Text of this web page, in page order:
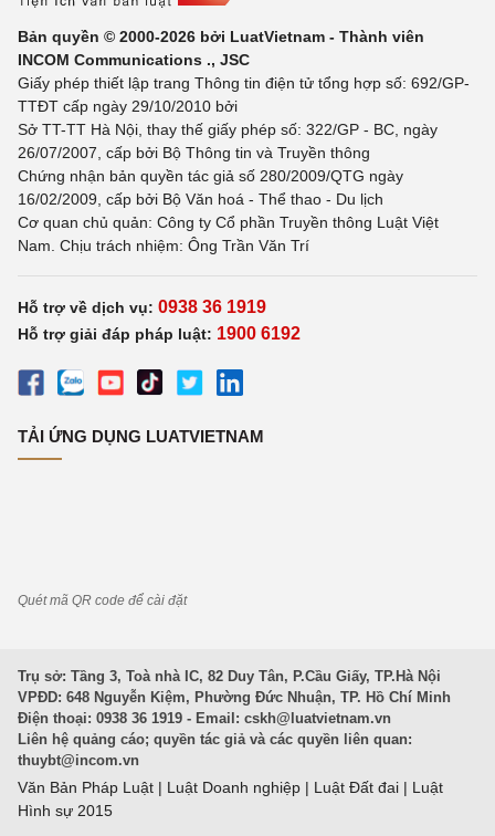
Bản quyền © 2000-2026 bởi LuatVietnam - Thành viên
INCOM Communications ., JSC
Giấy phép thiết lập trang Thông tin điện tử tổng hợp số: 692/GP-
TTĐT cấp ngày 29/10/2010 bởi
Sở TT-TT Hà Nội, thay thế giấy phép số: 322/GP - BC, ngày
26/07/2007, cấp bởi Bộ Thông tin và Truyền thông
Chứng nhận bản quyền tác giả số 280/2009/QTG ngày
16/02/2009, cấp bởi Bộ Văn hoá - Thể thao - Du lịch
Cơ quan chủ quản: Công ty Cổ phần Truyền thông Luật Việt
Nam. Chịu trách nhiệm: Ông Trần Văn Trí
Hỗ trợ về dịch vụ: 0938 36 1919
Hỗ trợ giải đáp pháp luật: 1900 6192
TẢI ỨNG DỤNG LUATVIETNAM
Quét mã QR code để cài đặt
Trụ sở: Tầng 3, Toà nhà IC, 82 Duy Tân, P.Cầu Giấy, TP.Hà Nội
VPĐD: 648 Nguyễn Kiệm, Phường Đức Nhuận, TP. Hồ Chí Minh
Điện thoại: 0938 36 1919 - Email: cskh@luatvietnam.vn
Liên hệ quảng cáo; quyền tác giả và các quyền liên quan:
thuybt@incom.vn
Văn Bản Pháp Luật | Luật Doanh nghiệp | Luật Đất đai | Luật
Hình sự 2015